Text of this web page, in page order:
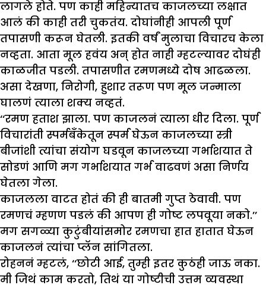
लागले होते. पण काही महिन्यातच काजलच्या लक्षात
आलं की काही तरी चुकतंय. दोघांनीही आपली पूर्ण
तपासणी करून घेतली. इतकी वर्षं मुलाचा विचारच केला
नव्हता. आता मूल हवंय अन् होत नाही म्हटल्यावर दोघंही
काळजीत पडली. तपासणीत रमणमध्ये दोष आढळला.
असा देखणा, निरोगी, हुशार तरूण पण मूल जन्माला
घालणं त्याला शक्य नव्हतं.
‘‘रमण हताश झाला. पण काजलनं त्याला धीर दिला. पूर्ण
विचारांती स्पर्मबँकेतून स्पर्म घेऊन काजलच्या स्त्री
बीजांशी त्यांचा संयोग घडवून काजलच्या गर्भाशयात ते
सोडणं आणि मग गर्भाशयात गर्भ वाढवणं असा निर्णय
घेतला गेला.
काजलला वाटत होतं की ही बातमी गुप्त ठेवावी. पण
रमणचं म्हणण पडलं की आपण ही गोष्ट लपवूया नको.’’
मग सगळ्या कुटुंबीयांसमोर रमणचा हात हातात घेऊन
काजलनं त्यांचा प्लॅन सांगितला.
रोहननं म्हटलं, ‘‘छोटी आई, तुम्ही इतर कुठंही जाऊ नका.
मी जिथं काम करतो, तिथं या गोष्टीची उत्तम व्यवस्था